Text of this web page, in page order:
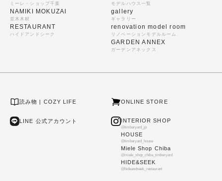
ミーレ・ショップ千葉
NAMIKI MOKUZAI
並木木材
RESTAURANT
ハイドアンドシーク
モデルハウス一覧
gallery
ギャラリー
renovation model room
リノベーションモデルルーム
GARDEN ANNEX
ガーデンアネックス
読み物 | COZY LIFE ONLINE STORE
LINE 公式アカウント INTERIOR SHOP
@timberyard_jp
HOUSE
@timberyard_house
Miele Shop Chiba
@miele_shop_chiba_timberyard
HIDE&SEEK
@hideandseek_restaurant